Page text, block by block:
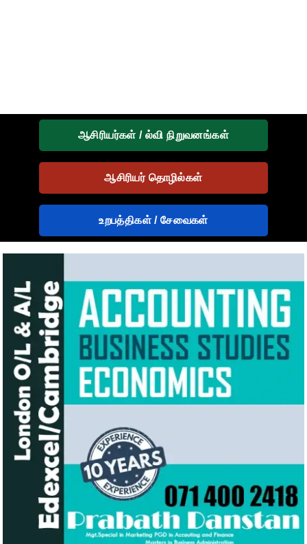
ஆசிரியர்கள் / ல்வி நிறுவனங்கள்
ஆசிரியர் தொழில்கள்
உறபத்திகள் / சேவைகள்